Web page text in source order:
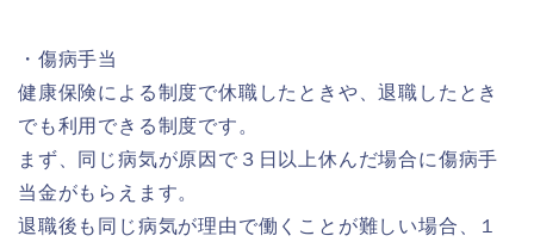
・傷病手当
健康保険による制度で休職したときや、退職したとき
でも利用できる制度です。
まず、同じ病気が原因で３日以上休んだ場合に傷病手
当金がもらえます。
退職後も同じ病気が理由で働くことが難しい場合、１